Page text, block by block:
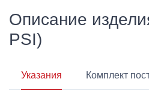
Описание
PSI)
Указания Комплект